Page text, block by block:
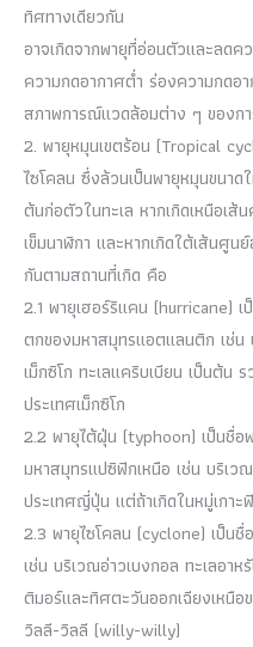
ทิศทางเดียวกัน
อาจเกิดจากพายุที่อ่อนตัวและลดค
ความกดอากาศต่ำ ร่องความกดอ
สภาพการณ์แวดล้อมต่าง ๆ ของก
2. พายุหมุนเขตร้อน (Tropical
ไซโคลน ซึ่งล้วนเป็นพายุหมุนขนาด
ต้นก่อตัวในทะเล หากเกิดเหนือเ
เข็มนาฬิกา และหากเกิดใต้เส้นศูน
กันตามสถานที่เกิด คือ
2.1 พายุเฮอร์ริแคน (hurricane)
ตกของมหาสมุทรแอตแลนติก เช่น
เม็กซิโก ทะเลแคริบเบียน เป็นต้น
ประเทศเม็กซิโก
2.2 พายุไต้ฝุ่น (typhoon) เป็นชื่
มหาสมุทรแปซิฟิกเหนือ เช่น บริเว
ประเทศญี่ปุ่น แต่ถ้าเกิดในหมู่เกา
2.3 พายุไซโคลน (cyclone) เป็นชื่
เช่น บริเวณอ่าวเบงกอล ทะเลอา
ติมอร์และทิศตะวันออกเฉียงเหนือ
วิลลี-วิลลี (willy-willy)